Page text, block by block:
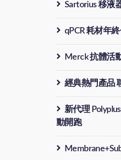
Sartorius 移液
qPCR 耗材年
Merck 抗體活
經典熱門產品
新代理
動開跑